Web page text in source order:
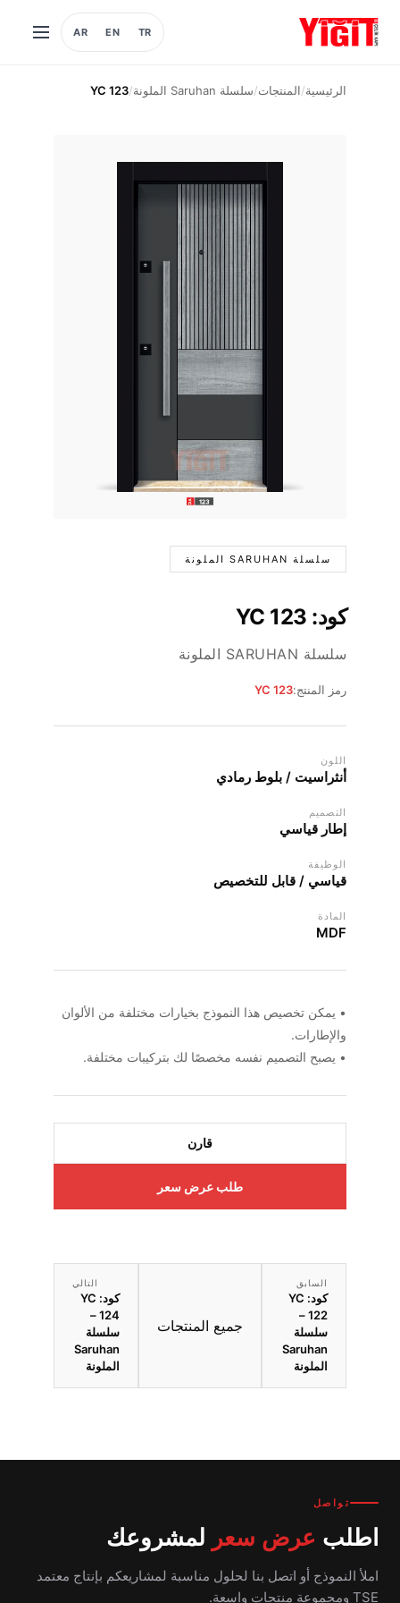
TR
EN
AR
فتح
الرئيسية/المنتجات/سلسلة Saruhan الملونة /
YC 123
سلسلة SARUHAN الملونة
كود: YC 123
سلسلة SARUHAN الملونة
رمز المنتج:YC 123
اللون
أنثراسيت / بلوط رمادي
التصميم
إطار قياسي
الوظيفة
قياسي / قابل للتخصيص
المادة
MDF
• يمكن تخصيص هذا النموذج بخيارات مختلفة من الألوان
والإطارات.
• يصبح التصميم نفسه مخصصًا لك بتركيبات مختلفة.
قارن
طلب عرض سعر
السابق
كود: YC
122 –
سلسلة
Saruhan
الملونة
جميع المنتجات
التالي
كود: YC
124 –
سلسلة
Saruhan
الملونة
تواصل
اطلب عرض سعر لمشروعك
املأ النموذج أو اتصل بنا لحلول مناسبة لمشاريعكم بإنتاج معتمد
TSE ومجموعة منتجات واسعة.